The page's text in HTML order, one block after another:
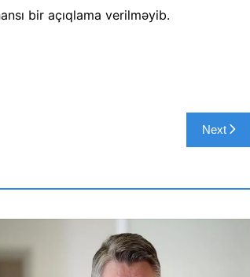
bir açıqlama verilməyib.
Next